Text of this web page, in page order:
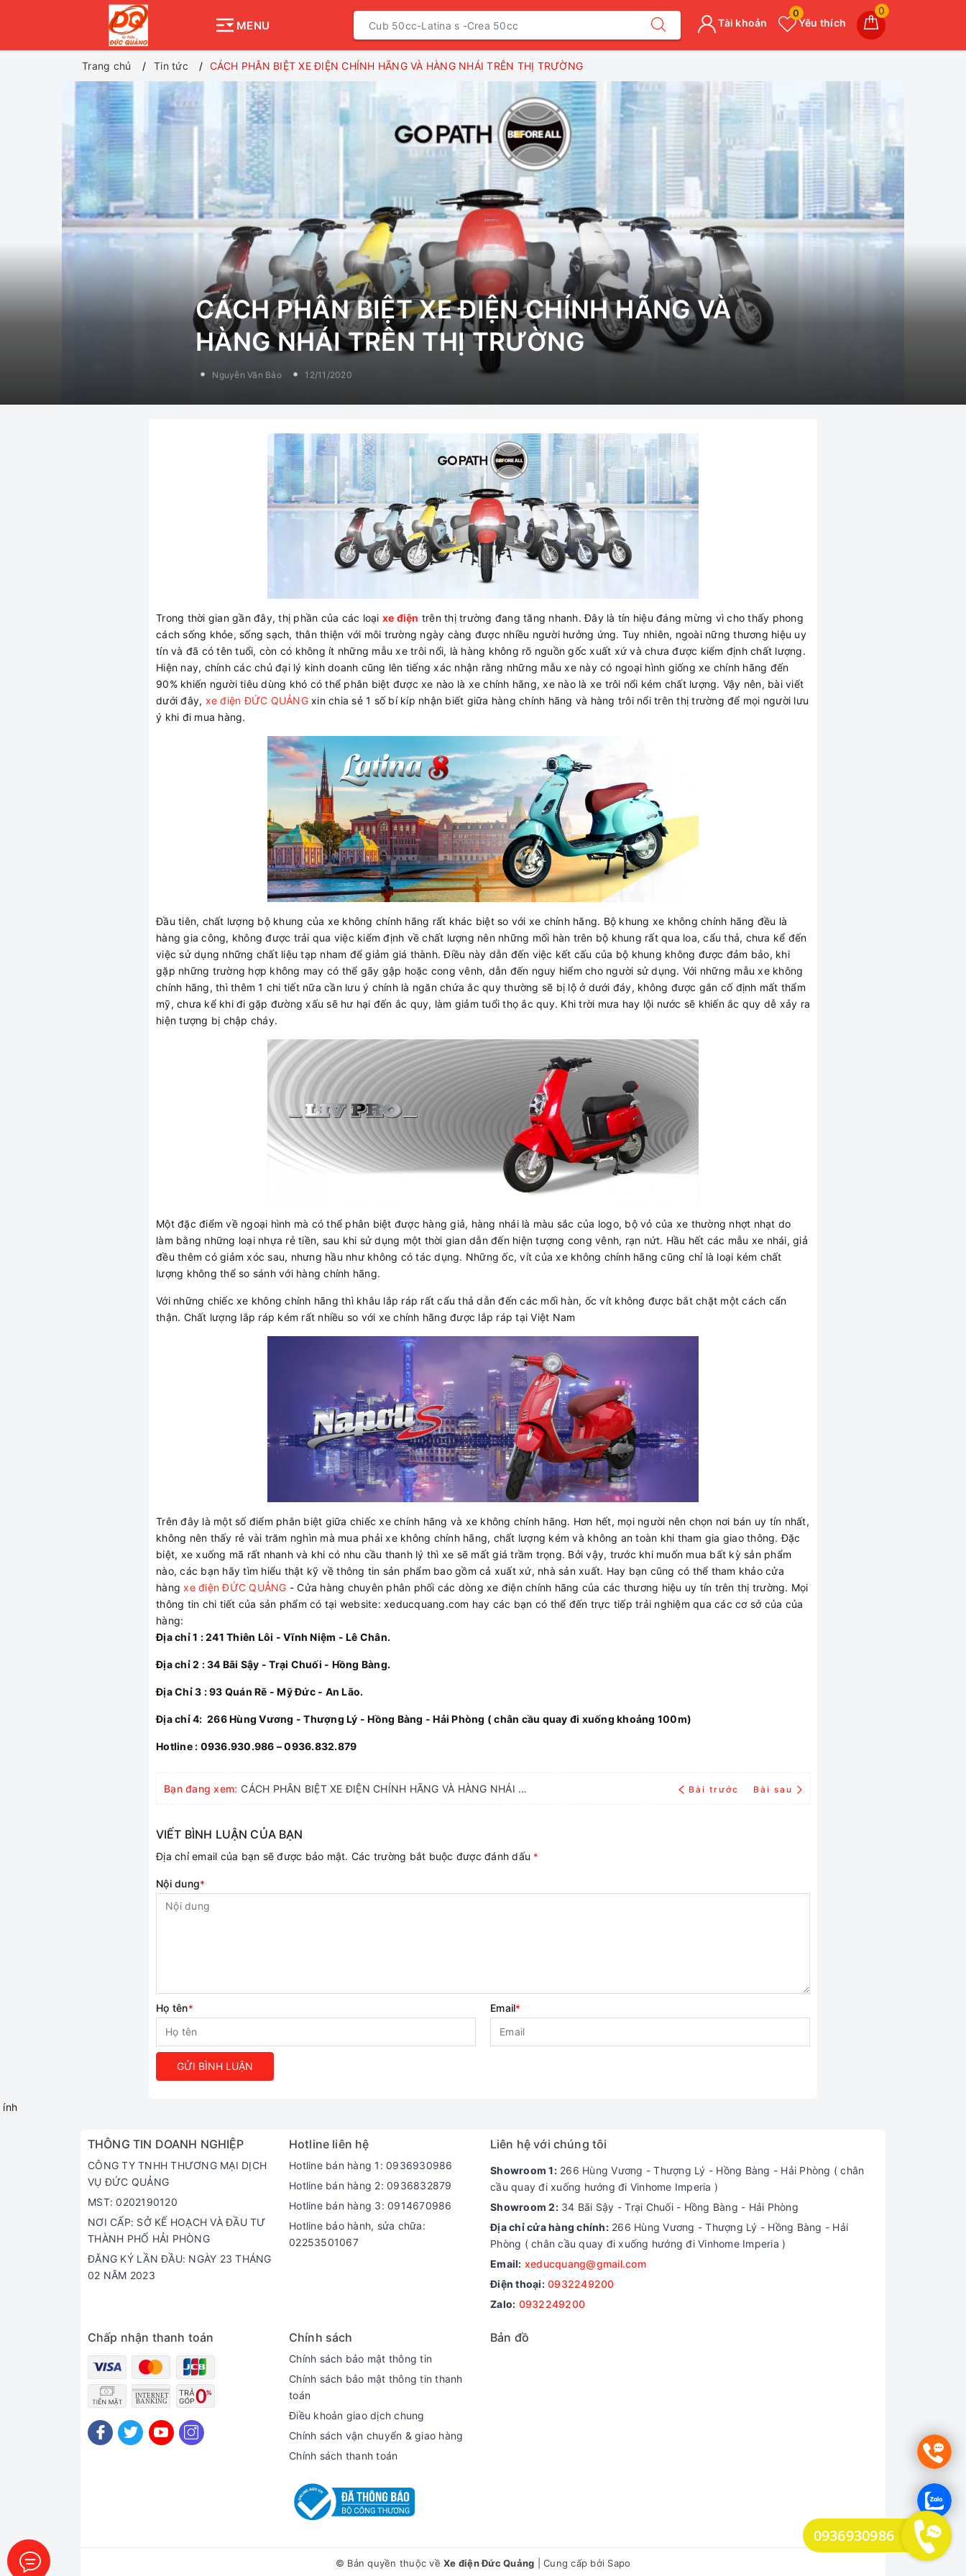
0936930986
MENU
0
Yêu thích
0
Tài khoản
Trang chủ Tin tức CÁCH PHÂN BIỆT XE ĐIỆN CHÍNH HÃNG VÀ HÀNG NHÁI TRÊN THỊ TRƯỜNG
CÁCH PHÂN BIỆT XE ĐIỆN CHÍNH HÃNG VÀ
HÀNG NHÁI TRÊN THỊ TRƯỜNG
Nguyễn Văn Bảo 12/11/2020
Trong thời gian gần đây, thị phần của các loại xe điện trên thị trường đang tăng nhanh. Đây là tín hiệu đáng mừng vì cho thấy phong
cách sống khỏe, sống sạch, thân thiện với môi trường ngày càng được nhiều người hưởng ứng. Tuy nhiên, ngoài nững thương hiệu uy
tín và đã có tên tuổi, còn có không ít những mẫu xe trôi nổi, là hàng không rõ nguồn gốc xuất xứ và chưa được kiểm định chất lượng.
Hiện nay, chính các chủ đại lý kinh doanh cũng lên tiếng xác nhận rằng những mẫu xe này có ngoại hình giống xe chính hãng đến
90% khiến người tiêu dùng khó có thể phân biệt được xe nào là xe chính hãng, xe nào là xe trôi nổi kém chất lượng. Vậy nên, bài viết
dưới đây, xe điện ĐỨC QUẢNGxin chia sẻ 1 số bí kíp nhận biết giữa hàng chính hãng và hàng trôi nổi trên thị trường để mọi người lưu
ý khi đi mua hàng.
Đầu tiên, chất lượng bộ khung của xe không chính hãng rất khác biệt so với xe chính hãng. Bộ khung xe không chính hãng đều là
hàng gia công, không được trải qua việc kiểm định về chất lượng nên những mối hàn trên bộ khung rất qua loa, cẩu thả, chưa kể đến
việc sử dụng những chất liệu tạp nham để giảm giá thành. Điều này dẫn đến việc kết cấu của bộ khung không được đảm bảo, khi
gặp những trường hợp không may có thể gãy gập hoặc cong vênh, dẫn đến nguy hiểm cho người sử dụng. Với những mẫu xe không
chính hãng, thì thêm 1 chi tiết nữa cần lưu ý chính là ngăn chứa ắc quy thường sẽ bị lộ ở dưới đáy, không được gắn cố định mất thẩm
mỹ, chưa kể khi đi gặp đường xấu sẽ hư hại đến ắc quy, làm giảm tuổi thọ ắc quy. Khi trời mưa hay lội nước sẽ khiến ắc quy dễ xảy ra
hiện tượng bị chập cháy.
Một đặc điểm về ngoại hình mà có thể phân biệt được hàng giả, hàng nhái là màu sắc của logo, bộ vỏ của xe thường nhợt nhạt do
làm bằng những loại nhựa rẻ tiền, sau khi sử dụng một thời gian dẫn đến hiện tượng cong vênh, rạn nứt. Hầu hết các mẫu xe nhái, giả
đều thêm có giảm xóc sau, nhưng hầu như không có tác dụng. Những ốc, vít của xe không chính hãng cũng chỉ là loại kém chất
lượng không thể so sánh với hàng chính hãng.
Với những chiếc xe không chính hãng thì khâu lắp ráp rất cẩu thả dẫn đến các mối hàn, ốc vít không được bắt chặt một cách cẩn
thận. Chất lượng lắp ráp kém rất nhiều so với xe chính hãng được lắp ráp tại Việt Nam
Trên đây là một số điểm phân biệt giữa chiếc xe chính hãng và xe không chính hãng. Hơn hết, mọi người nên chọn nơi bán uy tín nhất,
không nên thấy rẻ vài trăm nghìn mà mua phải xe không chính hãng, chất lượng kém và không an toàn khi tham gia giao thông. Đặc
biệt, xe xuống mã rất nhanh và khi có nhu cầu thanh lý thì xe sẽ mất giá trầm trọng. Bởi vậy, trước khi muốn mua bất kỳ sản phẩm
nào, các bạn hãy tìm hiểu thật kỹ về thông tin sản phẩm bao gồm cả xuất xứ, nhà sản xuất. Hay bạn cũng có thể tham khảo cửa
hàngxe điện ĐỨC QUẢNG - Cửa hàng chuyên phân phối các dòng xe điện chính hãng của các thương hiệu uy tín trên thị trường. Mọi
thông tin chi tiết của sản phẩm có tại website: xeducquang.com hay các bạn có thể đến trực tiếp trải nghiệm qua các cơ sở của của
hàng:
Địa chỉ 1 : 241 Thiên Lôi - Vĩnh Niệm - Lê Chân.
Địa chỉ 2 : 34 Bãi Sậy - Trại Chuối - Hồng Bàng.
Địa Chỉ 3 : 93 Quán Rẽ - Mỹ Đức - An Lão.
Địa chỉ 4: 266 Hùng Vương - Thượng Lý - Hồng Bàng - Hải Phòng ( chân cầu quay đi xuống khoảng 100m)
Hotline : 0936.930.986 – 0936.832.879
Bạn đang xem: CÁCH PHÂN BIỆT XE ĐIỆN CHÍNH HÃNG VÀ HÀNG NHÁI TRÊN THỊ TRƯỜNG Bài trước Bài sau
VIẾT BÌNH LUẬN CỦA BẠN
Địa chỉ email của bạn sẽ được bảo mật. Các trường bắt buộc được đánh dấu *
Nội dung*
Họ tên* Email*
GỬI BÌNH LUẬN
ính
THÔNG TIN DOANH NGHIỆP
CÔNG TY TNHH THƯƠNG MẠI DỊCH
VỤ ĐỨC QUẢNG
MST: 0202190120
NƠI CẤP: SỞ KẾ HOẠCH VÀ ĐẦU TƯ
THÀNH PHỐ HẢI PHÒNG
ĐĂNG KÝ LẦN ĐẦU: NGÀY 23 THÁNG
02 NĂM 2023
Hotline liên hệ
Hotline bán hàng 1: 0936930986
Hotline bán hàng 2: 0936832879
Hotline bán hàng 3: 0914670986
Hotline bảo hành, sửa chữa:
02253501067
Liên hệ với chúng tôi
Showroom 1:266 Hùng Vương - Thượng Lý - Hồng Bàng - Hải Phòng ( chân
cầu quay đi xuống hướng đi Vinhome Imperia )
Showroom 2:34 Bãi Sậy - Trại Chuối - Hồng Bàng - Hải Phòng
Địa chỉ cửa hàng chính:266 Hùng Vương - Thượng Lý - Hồng Bàng - Hải
Phòng ( chân cầu quay đi xuống hướng đi Vinhome Imperia )
Email: xeducquang@gmail.com
Điện thoại: 0932249200
Zalo: 0932249200
Chấp nhận thanh toán Chính sách
Chính sách bảo mật thông tin
Chính sách bảo mật thông tin thanh
toán
Điều khoản giao dịch chung
Chính sách vận chuyển & giao hàng
Chính sách thanh toán
Bản đồ
© Bản quyền thuộc về Xe điện Đức Quảng Cung cấp bởi Sapo